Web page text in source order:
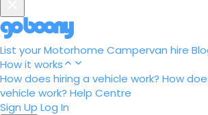
List your Motorhome Campervan hire
How it works
How does hiring a vehicle work? How
vehicle work? Help Centre
Sign Up Log In